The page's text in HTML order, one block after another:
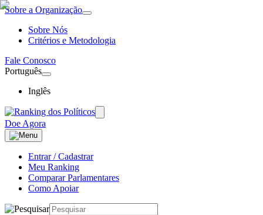
Sobre a Organização
Sobre Nós
Critérios e Metodologia
Fale Conosco
Português
Inglês
Doe Agora
Entrar / Cadastrar
Meu Ranking
Comparar Parlamentares
Como Apoiar